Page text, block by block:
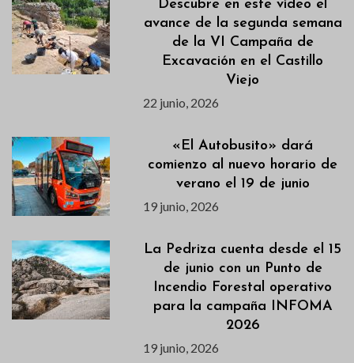
Descubre en este vídeo el
avance de la segunda semana
de la VI Campaña de
Excavación en el Castillo
Viejo
22 junio, 2026
«El Autobusito» dará
comienzo al nuevo horario de
verano el 19 de junio
19 junio, 2026
La Pedriza cuenta desde el 15
de junio con un Punto de
Incendio Forestal operativo
para la campaña INFOMA
2026
19 junio, 2026